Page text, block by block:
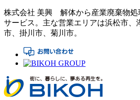
株式会社 美興 解体から産業廃棄物処
サービス。 主な営業エリアは浜松市、
市、掛川市、菊川市。